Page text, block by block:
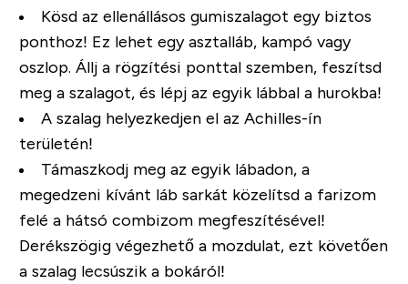
Kösd az ellenállásos gumiszalagot egy biztos
ponthoz! Ez lehet egy asztalláb, kampó vagy
oszlop. Állj a rögzítési ponttal szemben, feszítsd
meg a szalagot, és lépj az egyik lábbal a hurokba!
A szalag helyezkedjen el az Achilles-ín
területén!
Támaszkodj meg az egyik lábadon, a
megedzeni kívánt láb sarkát közelítsd a farizom
felé a hátsó combizom megfeszítésével!
Derékszögig végezhető a mozdulat, ezt követően
a szalag lecsúszik a bokáról!